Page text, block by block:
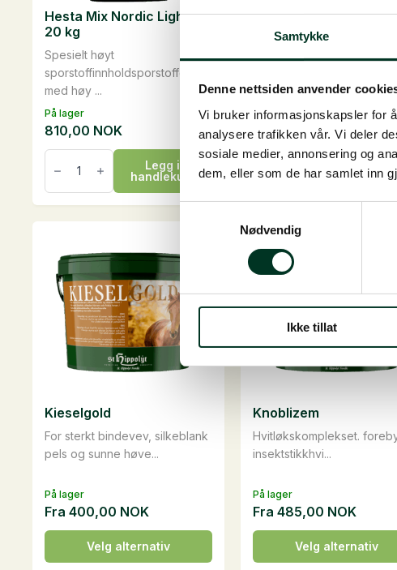
Samtykke
Denne nettsiden anvender
Vi bruker informasjonskapsler for
analysere trafikken vår. Vi deler
sosiale medier, annonsering og
dem, eller som de har samlet inn
Nødvendig
Ikke tillat
På lager
Spesielt høyt
sporstoffinnholdsporstoffer
med høy ...
Hesta Mix Nordic Light,
20 kg
810,00 NOK
Hesta
Mix
Nordic
Light,
20
Legg i
handlekurv
På lager
Hesta Mix Nordic
20 kg
680,00NOK
Hesta
Mix
Nordic
20
antall
Legg i
På lager
For sterkt bindevev, silkeblank
pels og sunne høve...
Kieselgold
Fra 400,00 NOK
Velg alternativ
Dette
produktet
På lager
Hvitløkskomplekset.
insektstikkhvi...
Knoblizem
Fra 485,00 NOK
Velg alternativ
Dette
produktet